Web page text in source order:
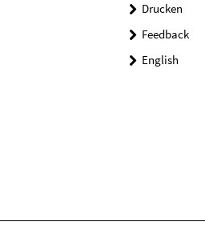
Drucken
Feedback
English